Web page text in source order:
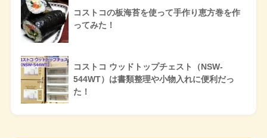
コストコの板海苔を使って手作り恵方巻を作
ってみた！
コストコ ウッドトップチェスト（NSW-
544WT）は書類整理や小物入れに便利だっ
た！